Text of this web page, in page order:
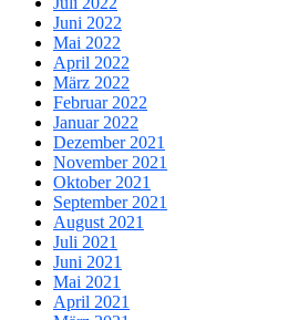
Juni 2022
Mai 2022
April 2022
März 2022
Februar 2022
Januar 2022
Dezember 2021
November 2021
Oktober 2021
September 2021
August 2021
Juli 2021
Juni 2021
Mai 2021
April 2021